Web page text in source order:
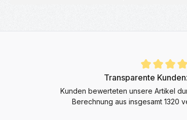
Durchschnittliche Bewertung von 4.9 von 5 Sternen
Transparente
Kunden bewerteten unsere Artikel
Berechnung aus insgesamt 1320